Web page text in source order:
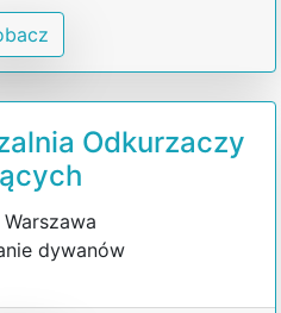
Odkurzaczy
dywanów